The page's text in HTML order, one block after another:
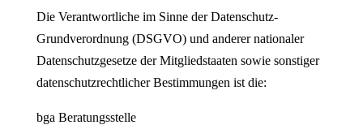
Die Verantwortliche im Sinne der Datenschutz-
Grundverordnung (DSGVO) und anderer nationaler
Datenschutzgesetze der Mitgliedstaaten sowie sonstiger
datenschutzrechtlicher Bestimmungen ist die:
bga Beratungsstelle